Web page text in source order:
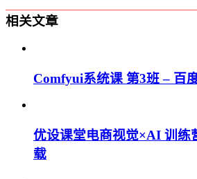
相关文章
Comfyui系统课 第3班 – 百
优设课堂电商视觉×AI 训练
载